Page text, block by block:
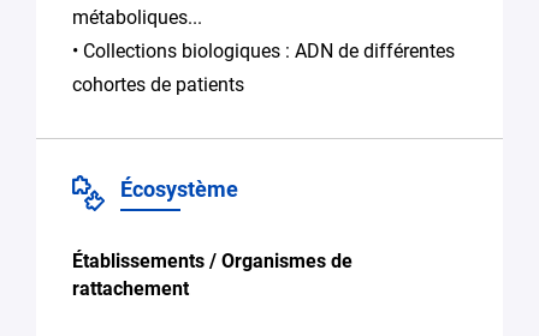
métaboliques...
• Collections biologiques : ADN de différentes
cohortes de patients
Écosystème
Établissements / Organismes de
rattachement